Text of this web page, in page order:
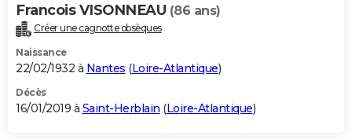
Francois VISONNEAU (86 ans)
Créer une cagnotte obsèques
Naissance
22/02/1932 à Nantes (Loire-Atlantique)
Décès
16/01/2019 à Saint-Herblain (Loire-Atlantique)